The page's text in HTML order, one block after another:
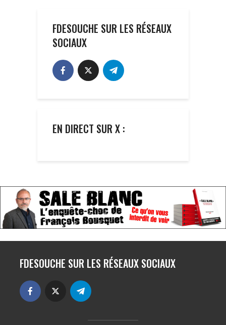
FDESOUCHE SUR LES RÉSEAUX
SOCIAUX
EN DIRECT SUR X :
FDESOUCHE SUR LES RÉSEAUX SOCIAUX